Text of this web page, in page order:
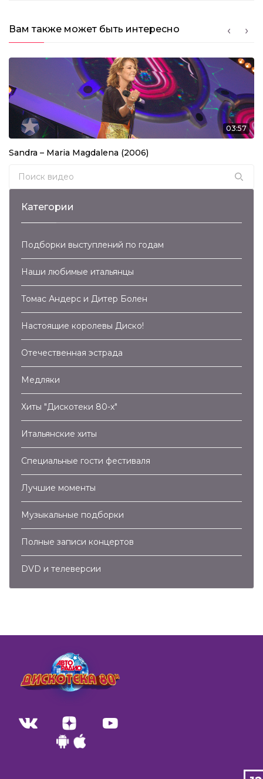
Вам также может быть интересно
03:57
Sandra – Maria Magdalena (2006)
Search for:
Категории
Подборки выступлений по годам
Наши любимые итальянцы
Томас Андерс и Дитер Болен
Настоящие королевы Диско!
Отечественная эстрада
Медляки
Хиты "Дискотеки 80-х"
Итальянские хиты
Специальные гости фестиваля
Лучшие моменты
Музыкальные подборки
Полные записи концертов
DVD и телеверсии